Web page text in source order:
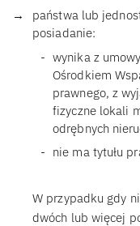
państwa lub
posiadanie:
wynika z
Ośrodkiem
prawnego, z
fizyczne lokali
odrębnych
nie ma tytułu
W przypadku gdy
dwóch lub więcej